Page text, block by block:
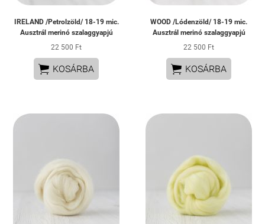
IRELAND /Petrolzöld/ 18-19 mic.
Ausztrál merinó szalaggyapjú
22 500 Ft
 KOSÁRBA
WOOD /Lódenzöld/ 18-19 mic.
Ausztrál merinó szalaggyapjú
22 500 Ft
 KOSÁRBA